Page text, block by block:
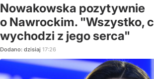
Nowakowska pozytywnie
o Nawrockim. "Wszystko,
wychodzi z jego serca"
Dodano: dzisiaj 17:26